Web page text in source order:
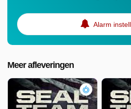
Alarm
Meer afleveringen